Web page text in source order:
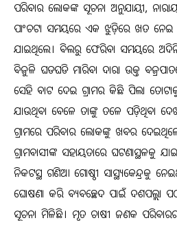
ପରିବାର ଲୋକଙ୍କ ସୂଚନା ଅନୁଯାୟୀ,
ପାଂଚଟା ସମୟରେ ଏକ ଝୁଡ଼ିରେ ଖତ
ଯାଇଥିଲେ। ବିଲରୁ ଫେରିବା ସମୟରେ
ବିଜୁଳି ଘଡଘଡି ମାରିବା ଦାରା ଉକ୍ତ
ସେହି ବାଟ ଦେଇ ଗ୍ରାମର କିଛି ପିଲା
ଯାଉଥିବା ବେଳେ ତାଙ୍କୁ ତଳେ ପଡ଼ିଥିବା
ଗ୍ରାମରେ ପରିବାର ଲୋକଙ୍କୁ ଖବର
ଗ୍ରାମବାସୀଙ୍କ ସହାୟତାରେ ଘଟଣାସ୍ଥଳକୁ
ନିକଟସ୍ଥ ଗଣିଆ ଗୋଷ୍ଠୀ ସାସ୍ଥ୍ୟକେନ୍ଦ୍ରକୁ
ଘୋଷଣା କରି ବ୍ୟବଚ୍ଛେଦ ପାଇଁ ଦଶପଲ୍ଲା
ସୂଚନା ମିଳିଛି। ମୃତ ଚାଷୀ ଜଣକ